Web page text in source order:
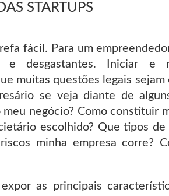
STARTUPS
fácil. Para um
e desgastantes. Iniciar e
muitas questões legais
se veja diante de
negócio? Como constituir
escolhido? Que tipos
minha empresa corre?
as principais